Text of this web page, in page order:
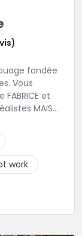
fondée
et
MAIS
Nous
par
du
work